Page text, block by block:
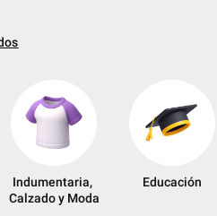
Indumentaria,
Calzado y Moda
Educación